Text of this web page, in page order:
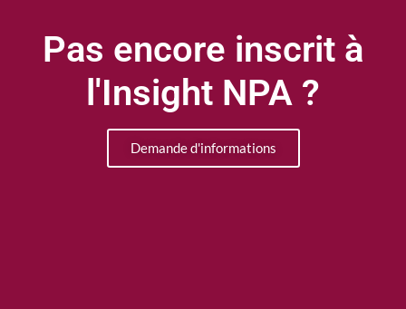
Pas encore inscrit à
l'Insight NPA ?
Demande d'informations